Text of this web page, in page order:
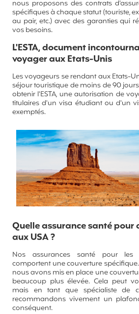
nous proposons des contrats
spécifiques à chaque statut (touriste,
au pair, etc.) avec des garanties qui
vos besoins.
L'ESTA, document
voyager aux Etats-Unis
Les voyageurs se rendant aux Etats-
séjour touristique de moins de 90
obtenir l'ESTA, une autorisation de
titulaires d'un visa étudiant ou d'un
exemptés.
Quelle assurance santé pour
aux USA ?
Nos assurances santé pour les
comportent une couverture
nous avons mis en place une
beaucoup plus élevée. Cela peut
mais en tant que spécialiste de
recommandons vivement un
conséquent.